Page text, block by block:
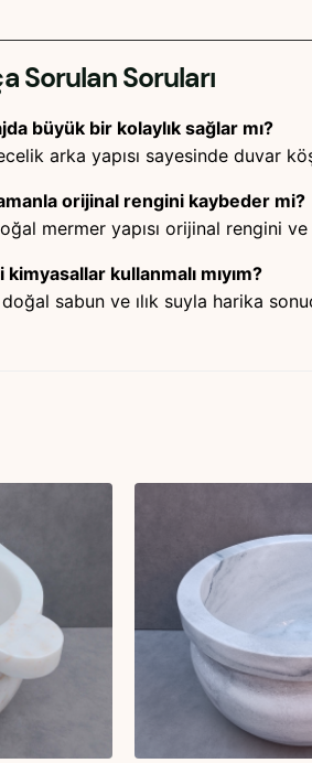
Sorulan Soruları
büyük bir kolaylık sağlar mı?
arka yapısı sayesinde duvar
orijinal rengini kaybeder mi?
mermer yapısı orijinal rengini ve
kullanmalı mıyım?
sabun ve ılık suyla harika